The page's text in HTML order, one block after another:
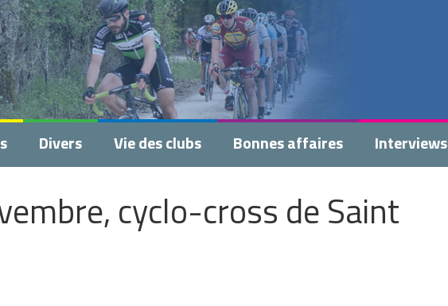
Divers Vie des clubs Bonnes affaires Interviews
cyclo-cross de Saint